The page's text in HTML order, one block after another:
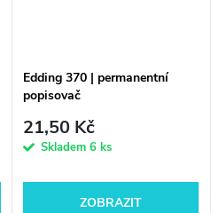
Edding 370 | permanentní
popisovač
21,50 Kč
Skladem 6 ks
ZOBRAZIT